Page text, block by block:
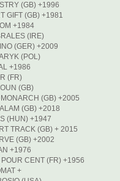
(GB) +1996
GIFT (GB) +1981
+1984
(IRE)
(GER) +2009
(POL)
+1986
(FR)
(GB)
MONARCH (GB) +2005
(GB) +2018
(HUN) +1947
TRACK (GB) + 2015
(GB) +2002
+1976
POUR CENT (FR) +1956
+